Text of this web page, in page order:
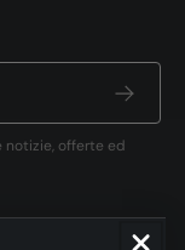
notizie, offerte ed